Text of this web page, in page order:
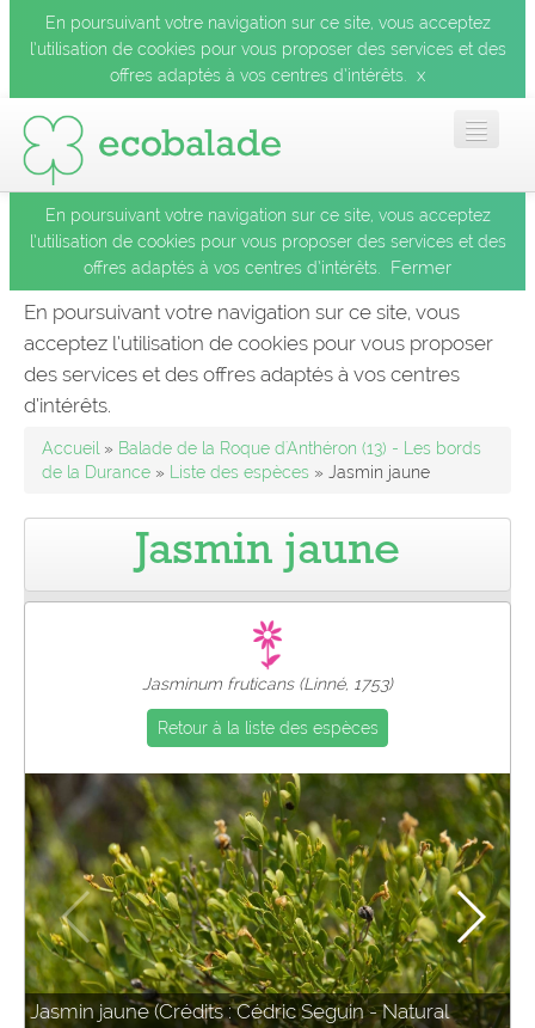
En poursuivant votre navigation sur ce site, vous acceptez
l’utilisation de cookies pour vous proposer des services et des
offres adaptés à vos centres d’intérêts.
x
Accueil
Les balades
Les espèces
En poursuivant votre navigation sur ce site, vous acceptez
l’utilisation de cookies pour vous proposer des services et des
offres adaptés à vos centres d’intérêts.
Fermer
En poursuivant votre navigation sur ce site, vous
acceptez l’utilisation de cookies pour vous proposer
des services et des offres adaptés à vos centres
d’intérêts.
Accueil » Balade de la Roque d'Anthéron (13) - Les bords
de la Durance » Liste des espèces » Jasmin jaune
Jasmin jaune
Jasminum fruticans (Linné, 1753)
Retour à la liste des espèces
Jasmin jaune (Crédits : Cédric Seguin - Natural